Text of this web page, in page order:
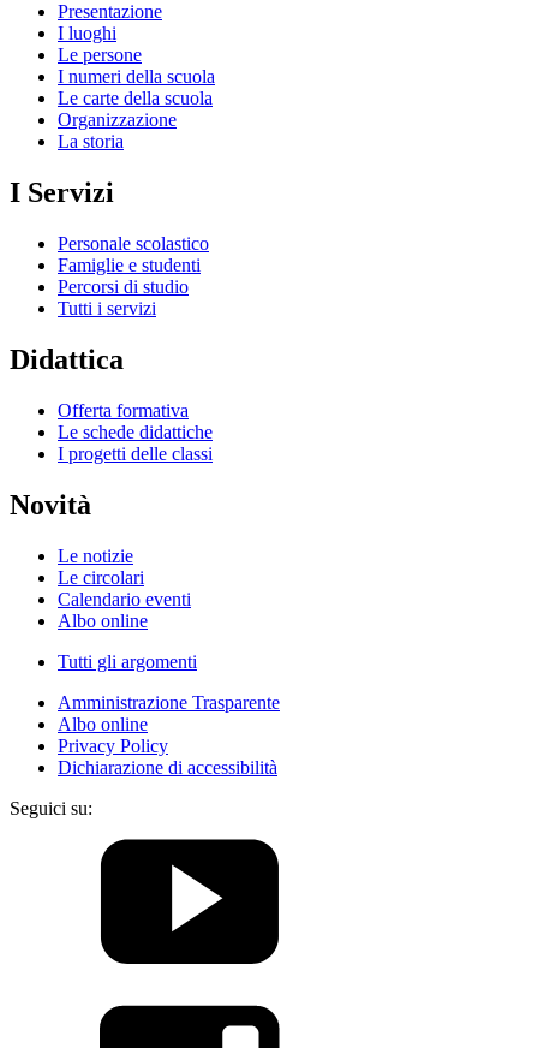
Presentazione
I luoghi
Le persone
I numeri della scuola
Le carte della scuola
Organizzazione
La storia
I Servizi
Personale scolastico
Famiglie e studenti
Percorsi di studio
Tutti i servizi
Didattica
Offerta formativa
Le schede didattiche
I progetti delle classi
Novità
Le notizie
Le circolari
Calendario eventi
Albo online
Tutti gli argomenti
Amministrazione Trasparente
Albo online
Privacy Policy
Dichiarazione di accessibilità
Seguici su: